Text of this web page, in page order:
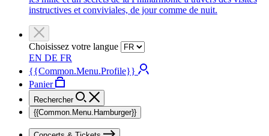
instructives et conviviales, de jour comme de nuit.
Choisissez votre langue
EN DE FR
{{Common.Menu.Profile}}
Panier
Rechercher
{{Common.Menu.Hamburger}}